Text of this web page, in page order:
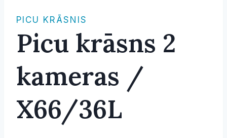
PICU KRĀSNIS
Picu krāsns 2
kameras /
X66/36L